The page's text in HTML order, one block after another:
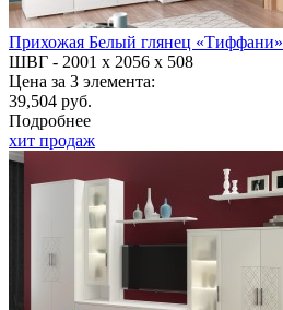
Прихожая Белый глянец «Тиффани»
ШВГ - 2001 х 2056 х 508
Цена за 3 элемента:
39,504 руб.
Подробнее
хит продаж